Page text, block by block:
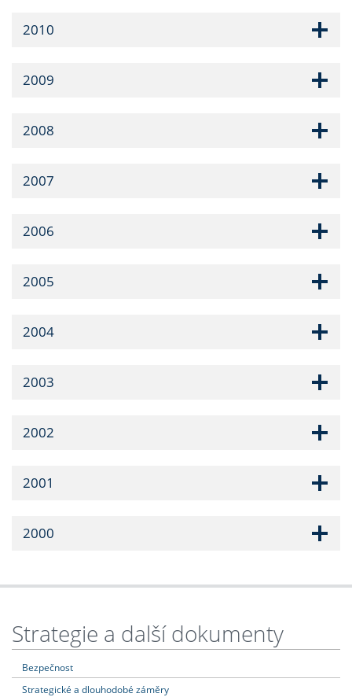
2010
2009
2008
2007
2006
2005
2004
2003
2002
2001
2000
Strategie a další dokumenty
Bezpečnost
Strategické a dlouhodobé záměry